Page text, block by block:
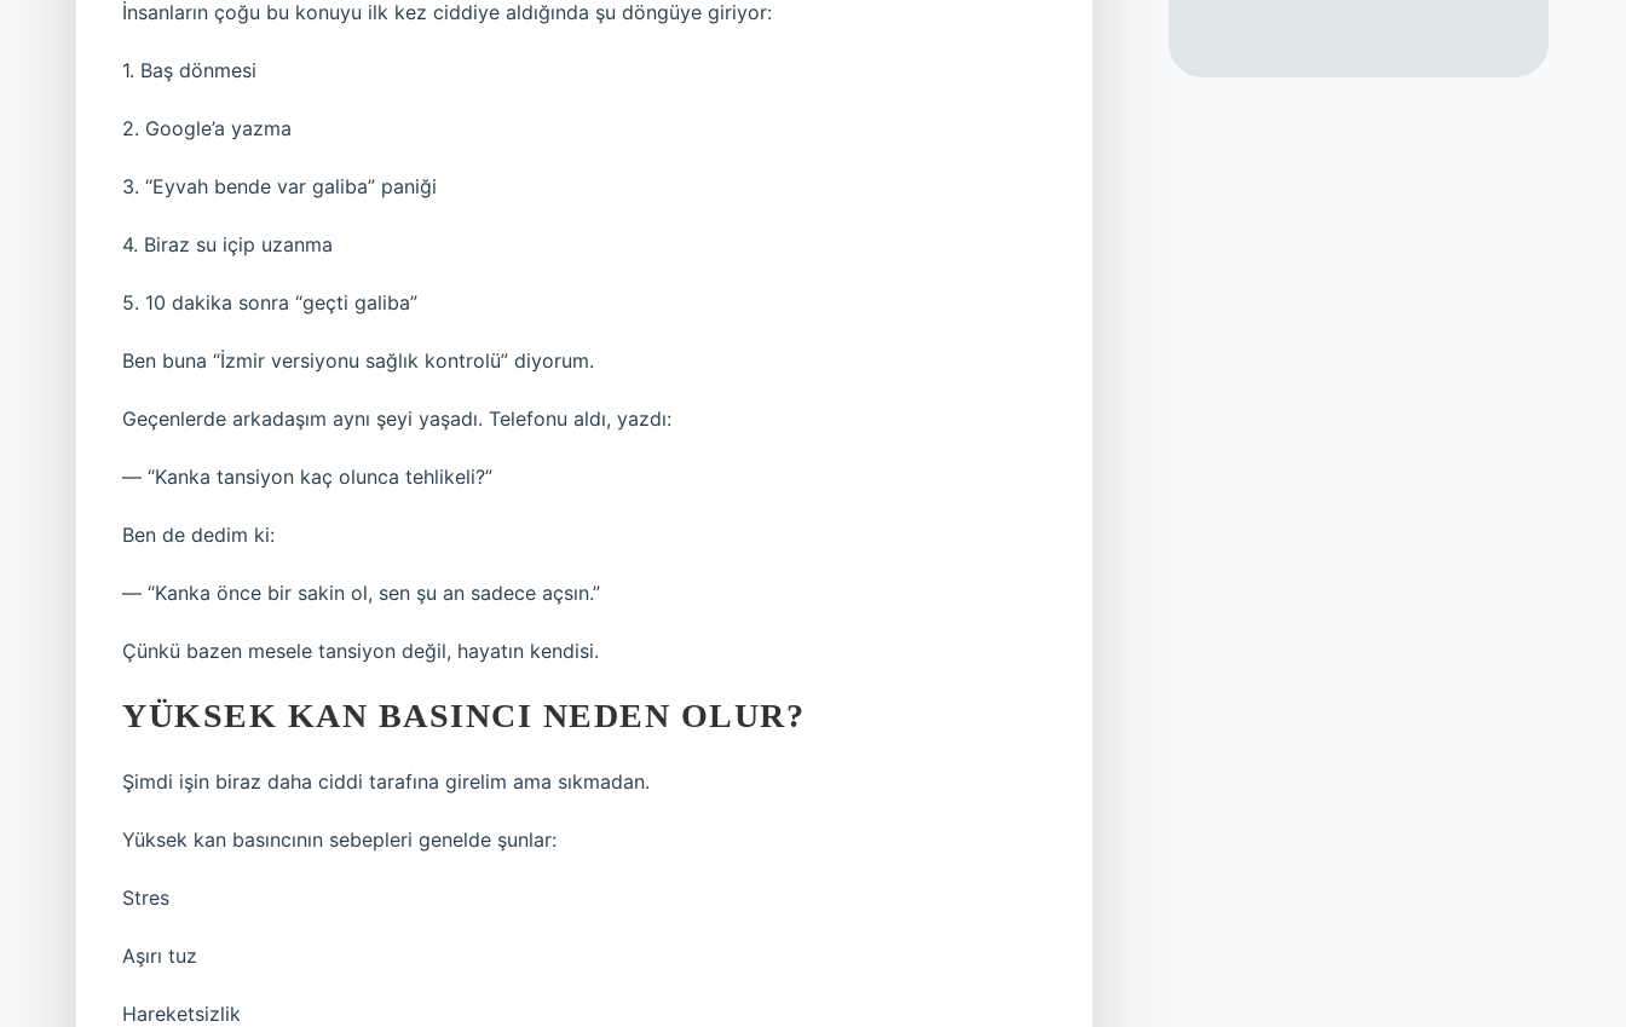
İnsanların çoğu bu konuyu ilk kez ciddiye aldığında şu döngüye giriyor:
1. Baş dönmesi
2. Google’a yazma
3. “Eyvah bende var galiba” paniği
4. Biraz su içip uzanma
5. 10 dakika sonra “geçti galiba”
Ben buna “İzmir versiyonu sağlık kontrolü” diyorum.
Geçenlerde arkadaşım aynı şeyi yaşadı. Telefonu aldı, yazdı:
— “Kanka tansiyon kaç olunca tehlikeli?”
Ben de dedim ki:
— “Kanka önce bir sakin ol, sen şu an sadece açsın.”
Çünkü bazen mesele tansiyon değil, hayatın kendisi.
YÜKSEK KAN BASINCI NEDEN OLUR?
Şimdi işin biraz daha ciddi tarafına girelim ama sıkmadan.
Yüksek kan basıncının sebepleri genelde şunlar:
Stres
Aşırı tuz
Hareketsizlik